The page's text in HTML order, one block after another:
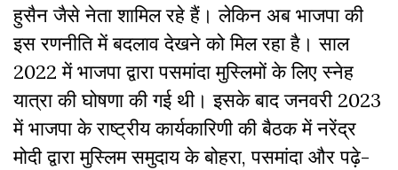
हुसैन जैसे नेता शामिल रहे हैं। लेकिन अब भाजपा की
इस रणनीति में बदलाव देखने को मिल रहा है। साल
2022 में भाजपा द्वारा पसमांदा मुस्लिमों के लिए स्नेह
यात्रा की घोषणा की गई थी। इसके बाद जनवरी 2023
में भाजपा के राष्ट्रीय कार्यकारिणी की बैठक में नरेंद्र
मोदी द्वारा मुस्लिम समुदाय के बोहरा, पसमांदा और पढ़े-